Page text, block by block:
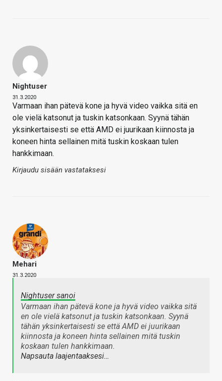
Nightuser
31.3.2020
Varmaan ihan pätevä kone ja hyvä video vaikka sitä en
ole vielä katsonut ja tuskin katsonkaan. Syynä tähän
yksinkertaisesti se että AMD ei juurikaan kiinnosta ja
koneen hinta sellainen mitä tuskin koskaan tulen
hankkimaan.
Kirjaudu sisään vastataksesi
Mehari
31.3.2020
Nightuser sanoi
Varmaan ihan pätevä kone ja hyvä video vaikka sitä
en ole vielä katsonut ja tuskin katsonkaan. Syynä
tähän yksinkertaisesti se että AMD ei juurikaan
kiinnosta ja koneen hinta sellainen mitä tuskin
koskaan tulen hankkimaan.
Napsauta laajentaaksesi…